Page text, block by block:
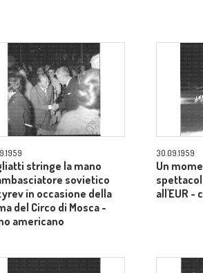
stringe la mano
sovietico
in occasione della
del Circo di Mosca -
americano
30.09.1959
Un
all'EUR -